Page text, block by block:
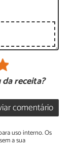
receita?
comentário
uso interno. Os
a sua